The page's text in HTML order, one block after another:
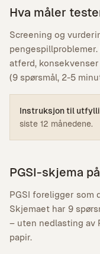
Hva måler
Screening og
atferd,
(9 spørsmål, 2-5
Instruksjon til
siste 12 månedene.
PGSI-skjema
PGSI foreligger som
Skjemaet har 9
– uten nedlasting av
papir.